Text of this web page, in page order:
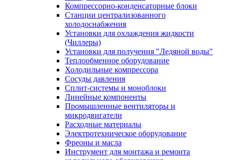
Компрессорно-конденсаторные блоки
Станции централизованного
холодоснабжения
Установки для охлаждения жидкости
(Чиллеры)
Установки для получения "Ледяной воды"
Теплообменное оборудование
Холодильные компрессора
Сосуды давления
Cплит-системы и моноблоки
Линейные компоненты
Промышленные вентиляторы и
микродвигатели
Расходные материалы
Электротехническое оборудование
Фреоны и масла
Инструмент для монтажа и ремонта